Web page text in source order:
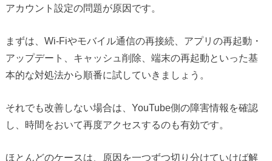
アカウント設定の問題が原因です。
まずは、Wi-Fiやモバイル通信の再接続、アプリの再起動・
アップデート、キャッシュ削除、端末の再起動といった基
本的な対処法から順番に試していきましょう。
それでも改善しない場合は、YouTube側の障害情報を確認
し、時間をおいて再度アクセスするのも有効です。
ほとんどのケースは、原因を一つずつ切り分けていけば解